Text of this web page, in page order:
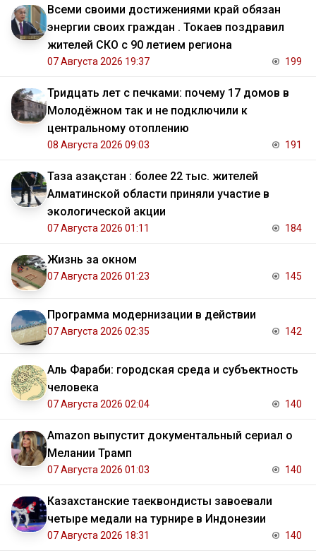
Всеми своими достижениями край обязан
энергии своих граждан . Токаев поздравил
жителей СКО с 90 летием региона
07 Августа 2026 19:37 199
Тридцать лет с печками: почему 17 домов в
Молодёжном так и не подключили к
центральному отоплению
08 Августа 2026 09:03 191
Таза Қазақстан : более 22 тыс. жителей
Алматинской области приняли участие в
экологической акции
07 Августа 2026 01:11 184
Жизнь за окном
07 Августа 2026 01:23 145
Программа модернизации в действии
07 Августа 2026 02:35 142
Аль Фараби: городская среда и субъектность
человека
07 Августа 2026 02:04 140
Amazon выпустит документальный сериал о
Мелании Трамп
07 Августа 2026 01:03 140
Казахстанские таеквондисты завоевали
четыре медали на турнире в Индонезии
07 Августа 2026 18:31 140